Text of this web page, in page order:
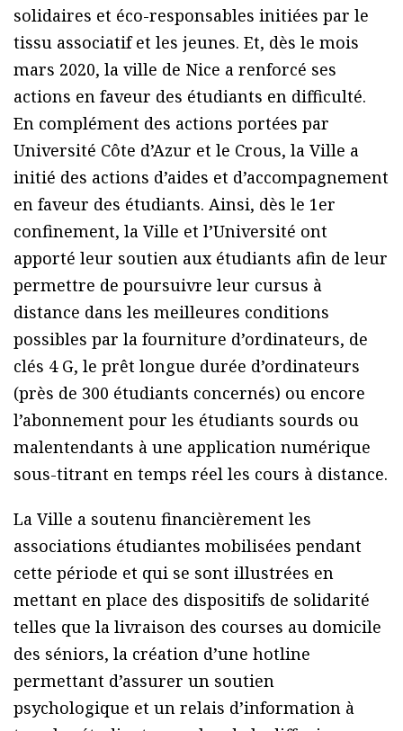
solidaires et éco-responsables initiées par le
tissu associatif et les jeunes. Et, dès le mois
mars 2020, la ville de Nice a renforcé ses
actions en faveur des étudiants en difficulté.
En complément des actions portées par
Université Côte d’Azur et le Crous, la Ville a
initié des actions d’aides et d’accompagnement
en faveur des étudiants. Ainsi, dès le 1er
confinement, la Ville et l’Université ont
apporté leur soutien aux étudiants afin de leur
permettre de poursuivre leur cursus à
distance dans les meilleures conditions
possibles par la fourniture d’ordinateurs, de
clés 4 G, le prêt longue durée d’ordinateurs
(près de 300 étudiants concernés) ou encore
l’abonnement pour les étudiants sourds ou
malentendants à une application numérique
sous-titrant en temps réel les cours à distance.
La Ville a soutenu financièrement les
associations étudiantes mobilisées pendant
cette période et qui se sont illustrées en
mettant en place des dispositifs de solidarité
telles que la livraison des courses au domicile
des séniors, la création d’une hotline
permettant d’assurer un soutien
psychologique et un relais d’information à